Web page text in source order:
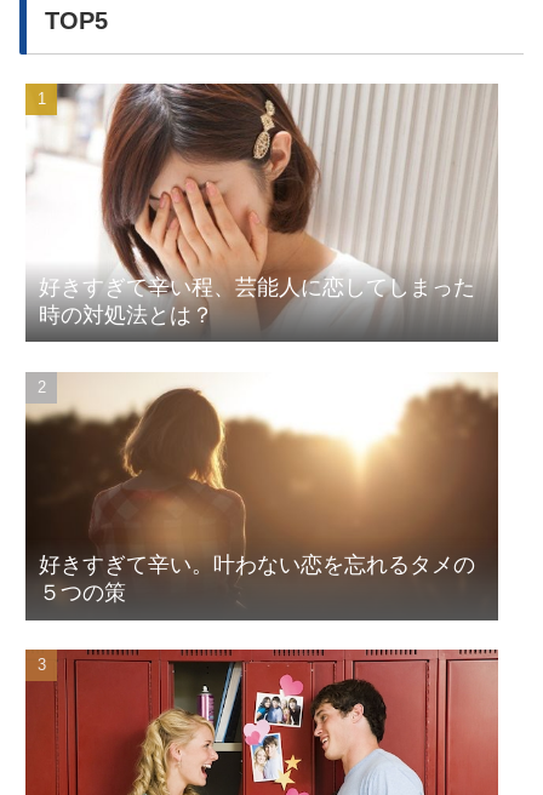
TOP5
好きすぎて辛い程、芸能人に恋してしまった
時の対処法とは？
好きすぎて辛い。叶わない恋を忘れるタメの
５つの策